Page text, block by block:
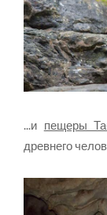
...и пещеры
древнего